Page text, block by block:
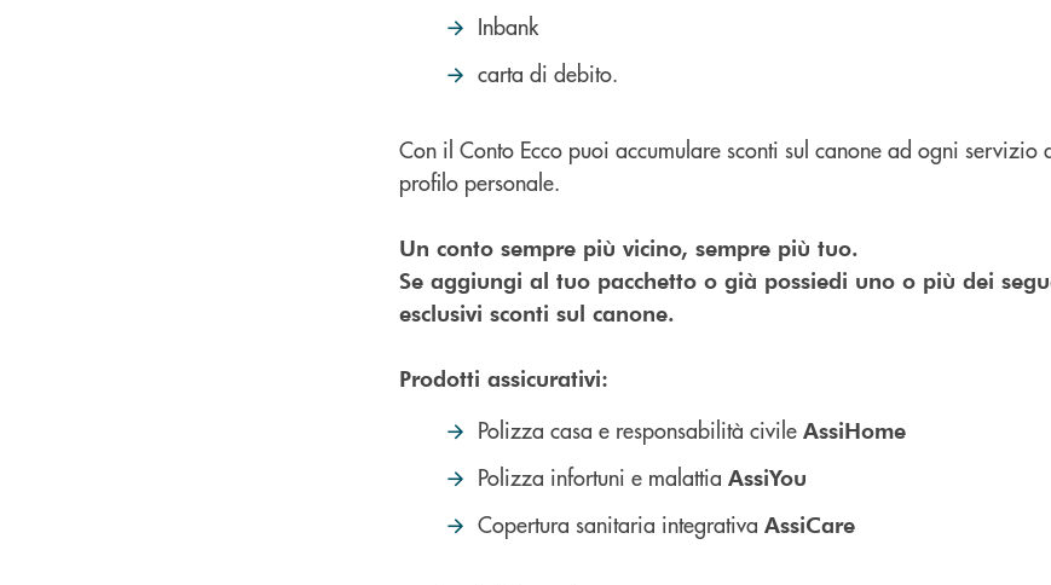
Inbank
carta di debito.
Con il Conto Ecco puoi accumulare sconti sul canone ad ogni servizio
profilo personale.
Un conto sempre più vicino, sempre più tuo.
Se aggiungi al tuo pacchetto o già possiedi uno o più dei
esclusivi sconti sul canone.
Prodotti assicurativi:
Polizza casa e responsabilità civile AssiHome
Polizza infortuni e malattia AssiYou
Copertura sanitaria integrativa AssiCare